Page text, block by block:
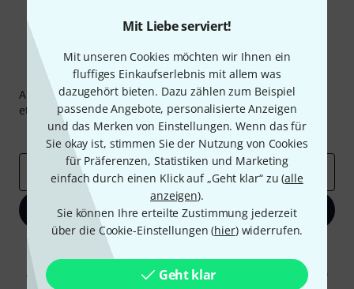
Mit Liebe serviert!
Mit unseren Cookies möchten wir Ihnen ein
fluffiges Einkaufserlebnis mit allem was
dazugehört bieten. Dazu zählen zum Beispiel
passende Angebote, personalisierte Anzeigen
und das Merken von Einstellungen. Wenn das für
Sie okay ist, stimmen Sie der Nutzung von Cookies
für Präferenzen, Statistiken und Marketing
einfach durch einen Klick auf „Geht klar“ zu (alle
anzeigen).
Sie können Ihre erteilte Zustimmung jederzeit
über die Cookie-Einstellungen (hier) widerrufen.
Geht klar
Thomann Newsletter
Abonniere den Thomann Newsletter und gewinne mit
etwas Glück einen von50 Gutscheinenüber jeweils50€
Inspirierende Beiträge
Deals Thomann Insights
E-Mail-Adresse
Jetzt anmelden
Mit Klick auf „Jetzt anmelden“ stimmen Sie dem Erhalt von E-Mail-
Werbung und einer Messung des E-Mail-Nutzungsverhaltens zu. Die
Abmeldung ist jederzeit möglich. Weitere Informationen finden Sie in